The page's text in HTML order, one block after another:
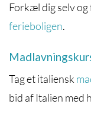
Forkæl dig selv og
ferieboligen.
Tag et italiensk
bid af Italien med